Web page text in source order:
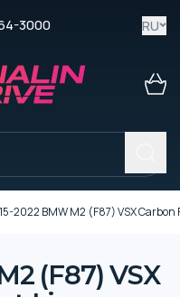
3000 RU
2022 BMW M2 (F87) VSX Carbon
(F87) VSX